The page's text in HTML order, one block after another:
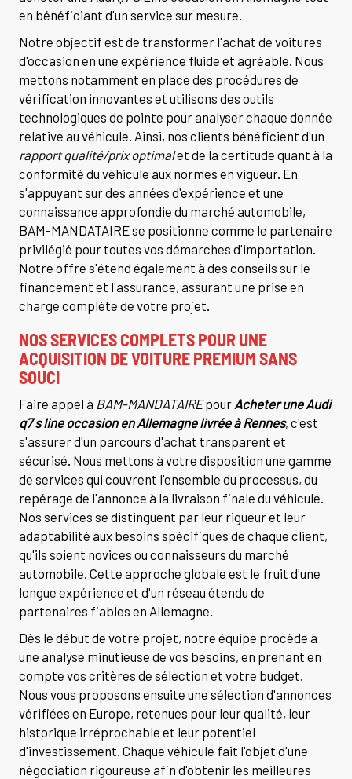
en bénéficiant d'un service sur mesure.
Notre objectif est de transformer l'achat de voitures
d'occasion en une expérience fluide et agréable. Nous
mettons notamment en place des procédures de
vérification innovantes et utilisons des outils
technologiques de pointe pour analyser chaque donnée
relative au véhicule. Ainsi, nos clients bénéficient d'un
rapport qualité/prix optimalet de la certitude quant à la
conformité du véhicule aux normes en vigueur. En
s'appuyant sur des années d'expérience et une
connaissance approfondie du marché automobile,
BAM-MANDATAIRE se positionne comme le partenaire
privilégié pour toutes vos démarches d'importation.
Notre offre s'étend également à des conseils sur le
financement et l'assurance, assurant une prise en
charge complète de votre projet.
NOS SERVICES COMPLETS POUR UNE
ACQUISITION DE VOITURE PREMIUM SANS
SOUCI
Faire appel à BAM-MANDATAIREpour Acheter une Audi
q7 s line occasion en Allemagne livrée à Rennes, c'est
s'assurer d'un parcours d'achat transparent et
sécurisé. Nous mettons à votre disposition une gamme
de services qui couvrent l'ensemble du processus, du
repérage de l'annonce à la livraison finale du véhicule.
Nos services se distinguent par leur rigueur et leur
adaptabilité aux besoins spécifiques de chaque client,
qu'ils soient novices ou connaisseurs du marché
automobile. Cette approche globale est le fruit d'une
longue expérience et d'un réseau étendu de
partenaires fiables en Allemagne.
Dès le début de votre projet, notre équipe procède à
une analyse minutieuse de vos besoins, en prenant en
compte vos critères de sélection et votre budget.
Nous vous proposons ensuite une sélection d'annonces
vérifiées en Europe, retenues pour leur qualité, leur
historique irréprochable et leur potentiel
d'investissement. Chaque véhicule fait l'objet d'une
négociation rigoureuse afin d'obtenir les meilleures